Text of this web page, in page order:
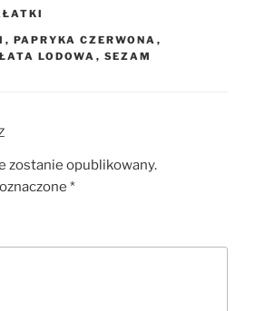
, PAPRYKA CZERWONA ,
LODOWA , SEZAM
zostanie opublikowany.
*